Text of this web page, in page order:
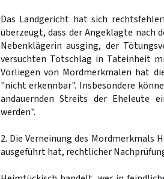
Das Landgericht hat sich
überzeugt, dass der Angeklagte nach
Nebenklägerin ausging, der
versuchten Totschlag in Tateinheit
Vorliegen von Mordmerkmalen hat
"nicht erkennbar". Insbesondere
andauernden Streits der Eheleute
werden".
2. Die Verneinung des Mordmerkmals
ausgeführt hat, rechtlicher